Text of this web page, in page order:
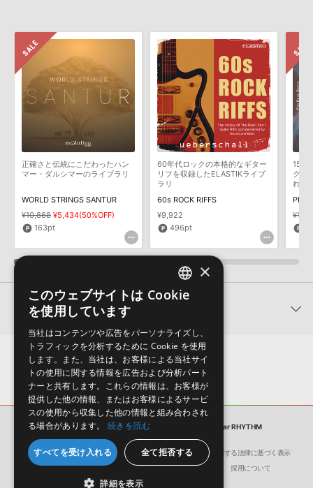
わせなどはテクニカルサポート
までご連絡ください。
デモソングは、製品収録サウンドを使ってできることを紹介するた
めのデモンストレーション用の楽曲です。原則として、デモソング
そのものをお使いいただくことはできません。また、デモソングを
構成する全てのサウンドが、サンプルパックに含まれていることを
保証するものではありません。
ダウンロード製品という性質上、一切の返品・返金はお受け付け致
しかねます。
2020.05.14
IMPACT SOUNDWORKS サンプルパック製品インストールガイド
（PULSE ダウンローダ方式）
「Shreddage II.xml」ファイル
マークのついた情報は、該当する製品のご購入ユーザー様専用となって
Django Gypsy Jazz Guitar RHYTHMのサポート情報
人気デベロッパーIMPACT SOUNDWORKSより、ジプシー・ジャ
ズに特化した アコースティック・ギター音源 『DJANGO:
GYPSY JAZZ GUITAR』登場！
2016年12月06日 16:14
正確さと伝統にこだわったハン
マー・ダルシマーのライブラリ
WORLD STRINGS SANTUR
¥10,868 ¥5,434(50%OFF)
163pt
60年代ロックの本格的なギター
リフを収録したELASTIKライブ
ラリ
60s ROCK RIFFS
¥9,922
496pt
ク向
れた
PRO
関連製品
リスナーを宇宙空間の暗黒地帯
へと誘うSFファンタジー向けの
近未来感と迫力を併せ持つシネ
サンプルパック Django Gypsy Jazz Guitar RHYTHM
会社概要 環境保護（CSR）への取り組み
特定商取引に関する法律に基づく表示
サイト動作環境
利用規約 個人情報の保護について 採用について
ENGLISH
×
このウェブサイトは Cookie
を使用しています
当社はコンテンツや広告をパーソナライズし、
トラフィックを分析するために Cookie を使用
します。また、当社は、お客様による当社サイ
トの使用に関する情報を広告および分析パート
ナーと共有します。これらの情報は、お客様が
提供した他の情報、またはお客様によるサービ
スの使用から収集した他の情報と組み合わされ
る場合があります。
続きを読む
すべてを受け入れる 全て拒否する
詳細を表示